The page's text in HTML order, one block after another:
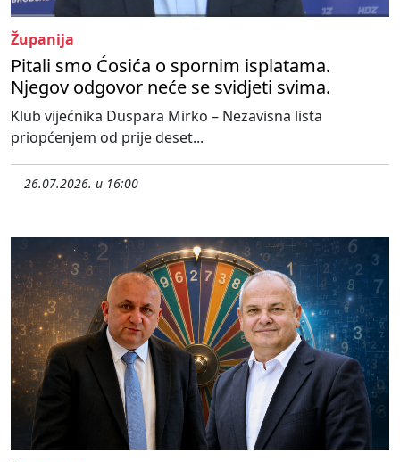
Županija
Pitali smo Ćosića o spornim isplatama.
Njegov odgovor neće se svidjeti svima.
Klub vijećnika Duspara Mirko – Nezavisna lista
priopćenjem od prije deset...
26.07.2026. u 16:00